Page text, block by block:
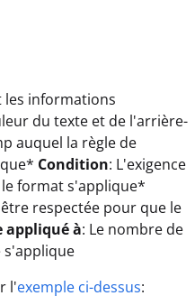
les informations
du texte et de l'arrière-
auquel la règle de
Condition: L'exigence
format s'applique*
respectée pour que le
appliqué à: Le nombre de
s'applique
l'exemple ci-dessus: